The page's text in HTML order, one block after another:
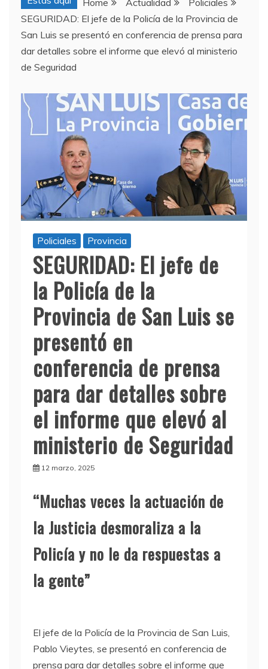
Home Actualidad
Policiales
SEGURIDAD: El jefe de la Policía de la Provincia de
San Luis se presentó en conferencia de prensa para
dar detalles sobre el informe que elevó al ministerio
de Seguridad
Policiales Provincia
SEGURIDAD: El jefe de
la Policía de la
Provincia de San Luis se
presentó en
conferencia de prensa
para dar detalles sobre
el informe que elevó al
ministerio de Seguridad
12 marzo, 2025
“Muchas veces la actuación de
la Justicia desmoraliza a la
Policía y no le da respuestas a
la gente”
El jefe de la Policía de la Provincia de San Luis,
Pablo Vieytes, se presentó en conferencia de
prensa para dar detalles sobre el informe que